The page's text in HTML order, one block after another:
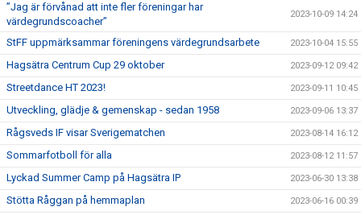
”Jag är förvånad att inte fler föreningar har
värdegrundscoacher”
2023-10-09 14:24
StFF uppmärksammar föreningens värdegrundsarbete 2023-10-04 15:55
Hagsätra Centrum Cup 29 oktober 2023-09-12 09:42
Streetdance HT 2023! 2023-09-11 10:45
Utveckling, glädje & gemenskap - sedan 1958 2023-09-06 13:37
Rågsveds IF visar Sverigematchen 2023-08-14 16:12
Sommarfotboll för alla 2023-08-12 11:57
Lyckad Summer Camp på Hagsätra IP 2023-06-30 13:38
Stötta Råggan på hemmaplan 2023-06-16 00:39